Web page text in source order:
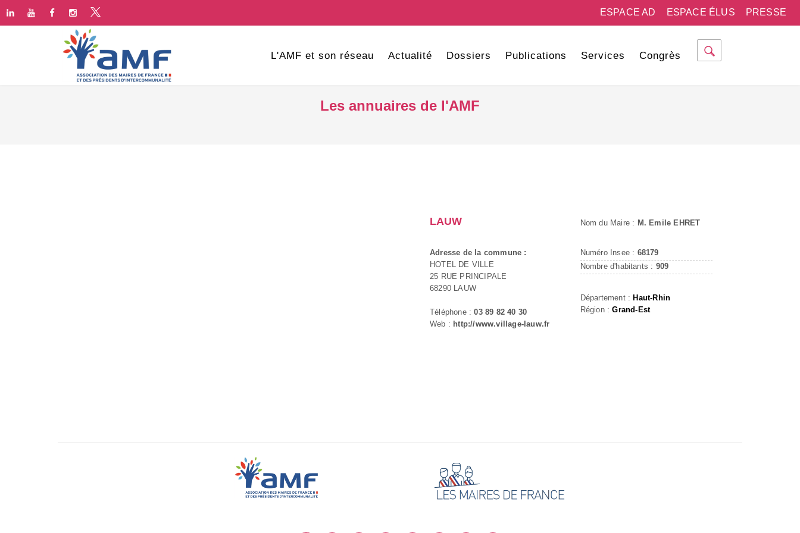
PRESSE
ESPACE ÉLUS
ESPACE AD
L'AMF et son réseau Actualité Dossiers Publications Services Congrès
Les annuaires de l'AMF
LAUW
Adresse de la commune :
HOTEL DE VILLE
25 RUE PRINCIPALE
68290 LAUW
Téléphone :03 89 82 40 30
Web : http://www.village-lauw.fr
Nom du Maire : M. Emile EHRET
Numéro Insee : 68179
Nombre d'habitants : 909
Département : Haut-Rhin
Région :Grand-Est